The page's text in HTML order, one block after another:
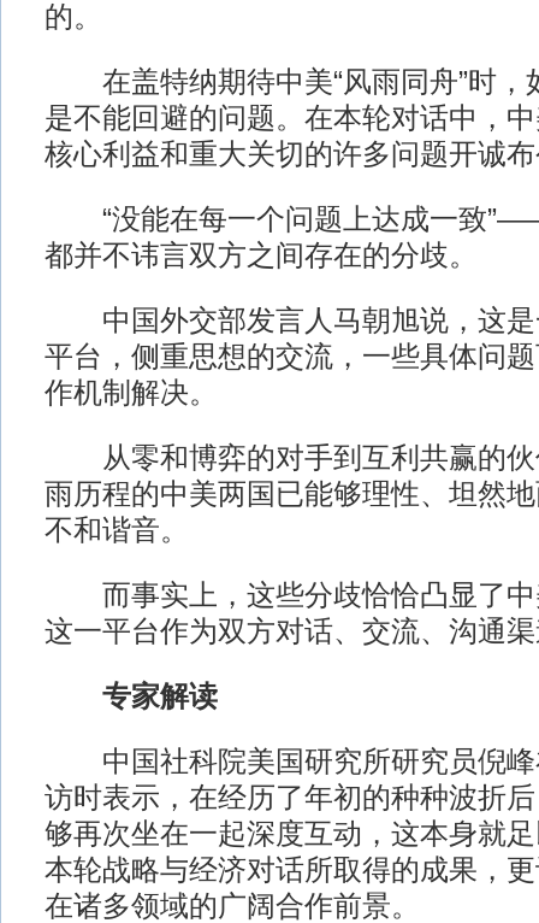
的。
在盖特纳期待中美“风雨同舟”时，
是不能回避的问题。在本轮对话中，
核心利益和重大关切的许多问题开诚
“没能在每一个问题上达成一致
都并不讳言双方之间存在的分歧。
中国外交部发言人马朝旭说，这是
平台，侧重思想的交流，一些具体问
作机制解决。
从零和博弈的对手到互利共赢的伙
雨历程的中美两国已能够理性、坦然
不和谐音。
而事实上，这些分歧恰恰凸显了中
这一平台作为双方对话、交流、沟通
专家解读
中国社科院美国研究所研究员倪峰
访时表示，在经历了年初的种种波折
够再次坐在一起深度互动，这本身就
本轮战略与经济对话所取得的成果，
在诸多领域的广阔合作前景。